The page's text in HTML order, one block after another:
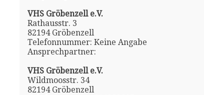
VHS Gröbenzell e.V.
Rathausstr. 3
82194 Gröbenzell
Telefonnummer: Keine Angabe
Ansprechpartner:
VHS Gröbenzell e.V.
Wildmoosstr. 34
82194 Gröbenzell